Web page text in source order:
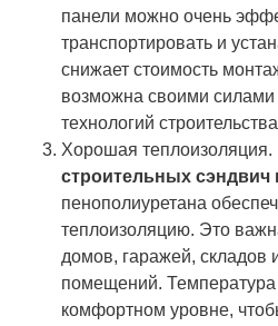
панели можно очень
транспортировать и
снижает стоимость
возможна своими
технологий
Хорошая теплоизоляция.
строительных сэндвич
пенополиуретана
теплоизоляцию. Это
домов, гаражей, складов
помещений.
комфортном уровне,